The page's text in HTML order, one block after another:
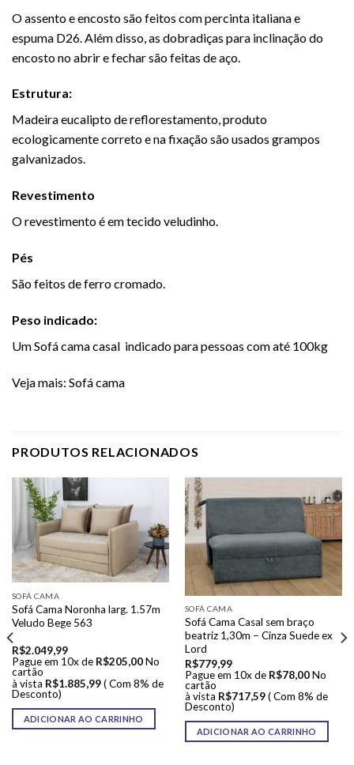
O assento e encosto são feitos com percinta italiana e
espuma D26. Além disso, as dobradiças para inclinação do
encosto no abrir e fechar são feitas de aço.
Estrutura:
Madeira eucalipto de reflorestamento, produto
ecologicamente correto e na fixação são usados grampos
galvanizados.
Revestimento
O revestimento é em tecido veludinho.
Pés
São feitos de ferro cromado.
Peso indicado:
Um Sofá cama casal indicado para pessoas com até 100kg
Veja mais: Sofá cama
PRODUTOS RELACIONADOS
SOFÁ CAMA
Sofá Cama Noronha larg. 1.57m
Veludo Bege 563
R$2.049,99
Pague em 10x de R$205,00 No
cartão
à vista R$1.885,99 ( Com 8% de
Desconto)
ADICIONAR AO CARRINHO
SOFÁ CAMA
Sofá Cama Casal sem braço
beatriz 1,30m – Cinza Suede ex
Lord
R$779,99
Pague em 10x de R$78,00 No
cartão
à vista R$717,59 ( Com 8% de
Desconto)
ADICIONAR AO CARRINHO